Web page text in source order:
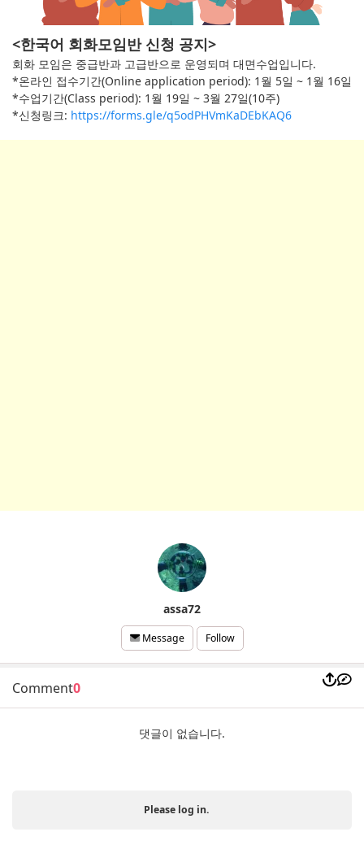
<한국어 회화모임반 신청 공지>
회화 모임은 중급반과 고급반으로 운영되며 대면수업입니다.
*온라인 접수기간(Online application period): 1월 5일 ~ 1월 16일
*수업기간(Class period): 1월 19일 ~ 3월 27일(10주)
*신청링크: https://forms.gle/q5odPHVmKaDEbKAQ6
assa72
Message Follow
Comment0
댓글이 없습니다.
Please log in.